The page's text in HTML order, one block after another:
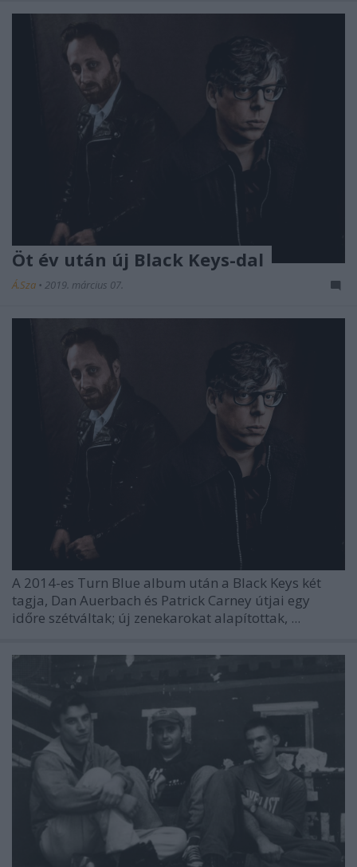
Öt év után új Black Keys-dal
Á.Sza • 2019. március 07.
A 2014-es Turn Blue album után a Black Keys két
tagja, Dan Auerbach és Patrick Carney útjai egy
időre szétváltak; új zenekarokat alapítottak, ...